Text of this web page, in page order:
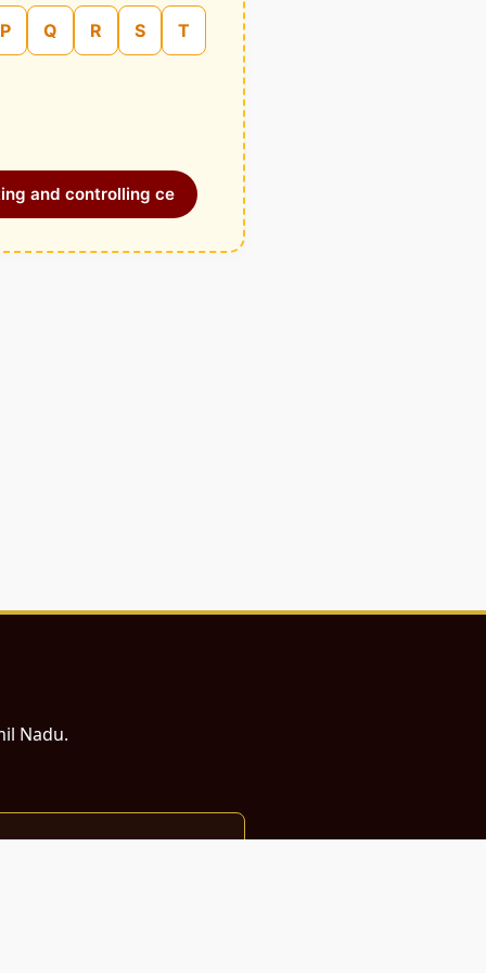
P Q R S T
and controlling ce
Nadu.